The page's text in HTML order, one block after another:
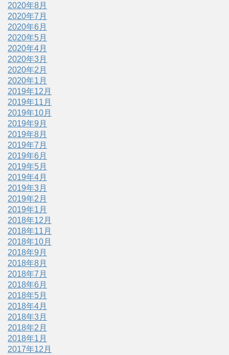
2020年8月
2020年7月
2020年6月
2020年5月
2020年4月
2020年3月
2020年2月
2020年1月
2019年12月
2019年11月
2019年10月
2019年9月
2019年8月
2019年7月
2019年6月
2019年5月
2019年4月
2019年3月
2019年2月
2019年1月
2018年12月
2018年11月
2018年10月
2018年9月
2018年8月
2018年7月
2018年6月
2018年5月
2018年4月
2018年3月
2018年2月
2018年1月
2017年12月